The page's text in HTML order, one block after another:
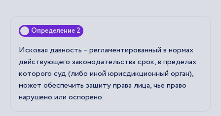
Определение 2
Исковая давность – регламентированный в нормах
действующего законодательства срок, в пределах
которого суд (либо иной юрисдикционный орган),
может обеспечить защиту права лица, чье право
нарушено или оспорено.